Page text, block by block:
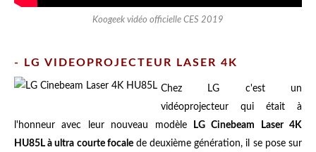
Koogeek vidéo officielle CES 2019
- LG VIDEOPROJECTEUR LASER 4K
Chez LG c'est un
vidéoprojecteur qui était à
l'honneur avec leur nouveau modèle
LG Cinebeam Laser 4K
HU85L à ultra courte focalede deuxième génération, il se pose sur